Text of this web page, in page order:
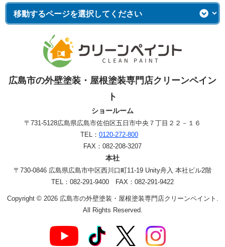
広島市の外壁塗装・屋根塗装専門店クリーンペイン
ト
ショールーム
〒731-5128広島県広島市佐伯区五日市中央７丁目２２－１６
TEL： 0120-272-800
FAX：082-208-3207
本社
〒730-0846 広島県広島市中区西川口町11-19 Unity舟入 本社ビル2階
TEL：082-291-9400 FAX：082-291-9422
Copyright © 2026 広島市の外壁塗装・屋根塗装専門店クリーンペイント.
All Rights Reserved.